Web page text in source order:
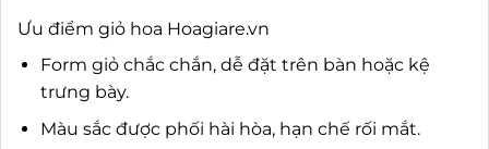
Ưu điểm giỏ hoa Hoagiare.vn
Form giỏ chắc chắn, dễ đặt trên bàn hoặc kệ
trưng bày.
Màu sắc được phối hài hòa, hạn chế rối mắt.